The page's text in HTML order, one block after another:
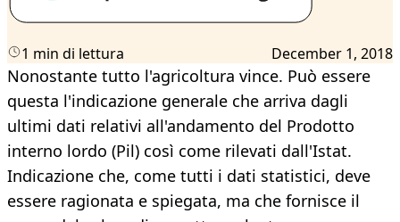
1 min di lettura December 1, 2018
Nonostante tutto l'agricoltura vince. Può essere
questa l'indicazione generale che arriva dagli
ultimi dati relativi all'andamento del Prodotto
interno lordo (Pil) così come rilevati dall'Istat.
Indicazione che, come tutti i dati statistici, deve
essere ragionata e spiegata, ma che fornisce il